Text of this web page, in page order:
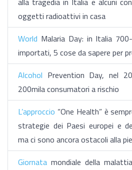
oggetti radioattivi in casa
World Malaria Day: in Italia
importati, 5 cose da sapere per
Alcohol Prevention Day, nel
200mila consumatori a rischio
L’approccio “One Health” è
strategie dei Paesi europei e
ma ci sono ancora ostacoli alla
Giornata mondiale della